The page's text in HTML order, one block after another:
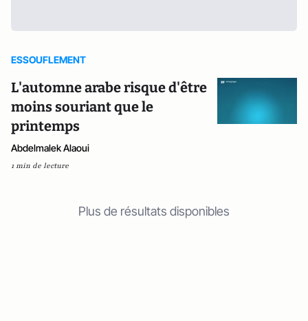
ESSOUFLEMENT
L'automne arabe risque d'être
moins souriant que le
printemps
Abdelmalek Alaoui
1 min de lecture
Plus de résultats disponibles